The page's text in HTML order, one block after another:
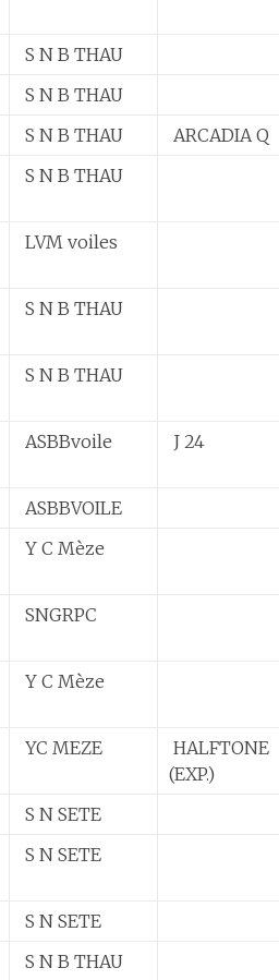
S N B THAU
S N B THAU
S N B THAU ARCADIA Q
S N B THAU
LVM voiles
S N B THAU
S N B THAU
ASBBvoile J 24
ASBBVOILE
Y C Mèze
SNGRPC
Y C Mèze
YC MEZE
HALFTONE
(EXP.)
S N SETE
S N SETE
S N SETE
S N B THAU